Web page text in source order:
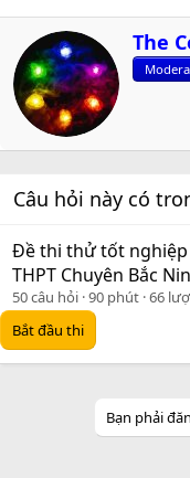
W
r
i
n
y
The
Câu hỏi này có
Đề thi thử tốt nghiệp
THPT Chuyên Bắc
50 câu hỏi 90 phút 66
Bắt đầu thi
Bạn phải